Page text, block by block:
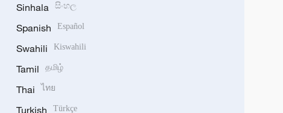
Sinhala සිංහල
Spanish Español
Swahili Kiswahili
Tamil தமிழ்
Thai ไทย
Turkish Türkçe